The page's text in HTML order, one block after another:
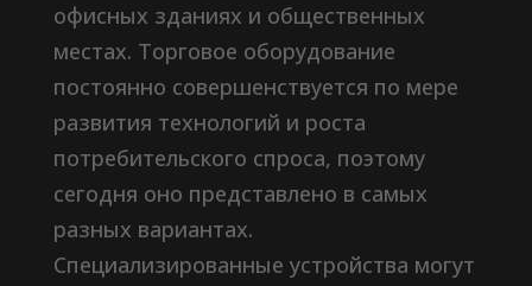
офисных зданиях и общественных
местах. Торговое оборудование
постоянно совершенствуется по мере
развития технологий и роста
потребительского спроса, поэтому
сегодня оно представлено в самых
разных вариантах.
Специализированные устройства могут